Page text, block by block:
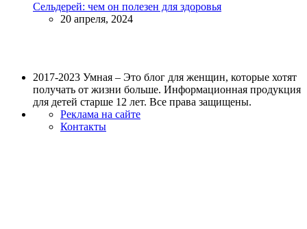
Сельдерей: чем он полезен для здоровья
20 апреля, 2024
2017-2023 Умная – Это блог для женщин, которые хотят
получать от жизни больше. Информационная продукция
для детей старше 12 лет. Все права защищены.
Реклама на сайте
Контакты